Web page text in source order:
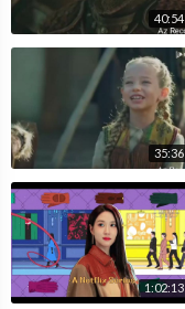
40:54
35:36
1:02:13